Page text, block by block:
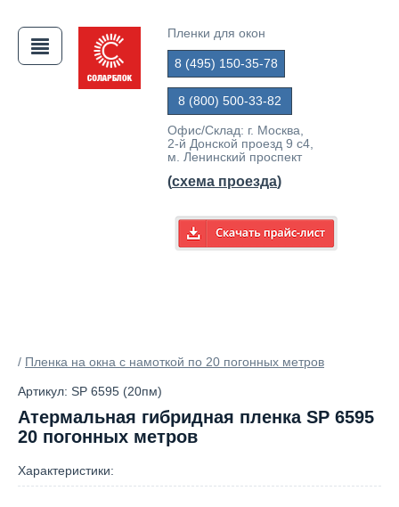
Пленки для окон
8 (495) 150-35-78
8 (800) 500-33-82
Офис/Склад: г. Москва,
2-й Донской проезд 9 с4,
м. Ленинский проспект
(схема проезда)
/ Пленка на окна с намоткой по 20 погонных метров
Артикул: SP 6595 (20пм)
Атермальная гибридная пленка SP 6595
20 погонных метров
Характеристики: